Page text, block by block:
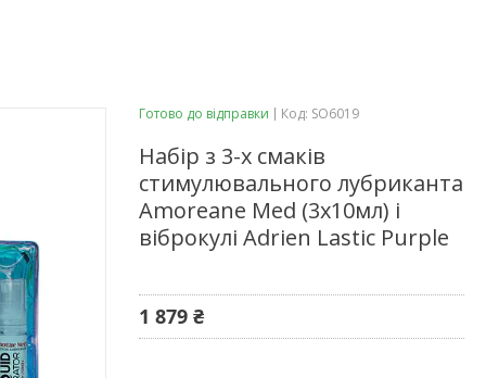
Готово до відправки Код: SO6019
Набір з 3-х смаків
стимулювального лубриканта
Amoreane Med (3х10мл) і
віброкулі Adrien Lastic Purple
1 879 ₴